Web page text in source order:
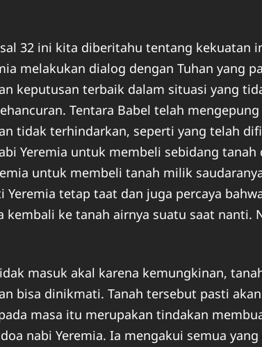
32 ini kita diberitahu tentang kekuatan
melakukan dialog dengan Tuhan yang
keputusan terbaik dalam situasi yang
Tentara Babel telah
tidak terhindarkan, seperti yang telah
Yeremia untuk membeli sebidang
untuk membeli tanah milik
tetap taat dan juga percaya
kembali ke tanah airnya suatu saat nanti.
masuk akal karena kemungkinan,
bisa dinikmati. Tanah tersebut pasti
masa itu merupakan tindakan
nabi Yeremia. Ia mengakui semua